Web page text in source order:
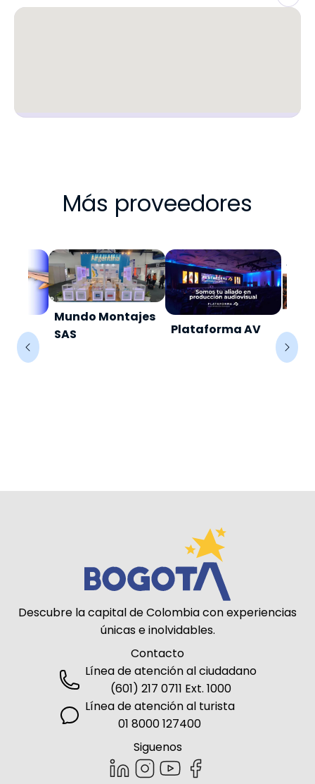
Más proveedores
Mundo Montajes
SAS
Plataforma AV
Descubre la capital de Colombia con experiencias
únicas e inolvidables.
Contacto
Línea de atención al ciudadano
(601) 217 0711 Ext. 1000
Línea de atención al turista
01 8000 127400
Siguenos